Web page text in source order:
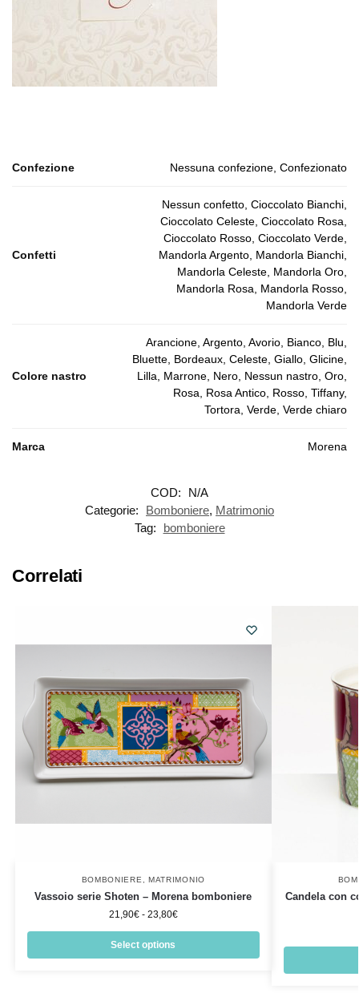
Confezione Nessuna confezione, Confezionato
Confetti
Nessun confetto, Cioccolato Bianchi,
Cioccolato Celeste, Cioccolato Rosa,
Cioccolato Rosso, Cioccolato Verde,
Mandorla Argento, Mandorla Bianchi,
Mandorla Celeste, Mandorla Oro,
Mandorla Rosa, Mandorla Rosso,
Mandorla Verde
Colore nastro
Arancione, Argento, Avorio, Bianco, Blu,
Bluette, Bordeaux, Celeste, Giallo, Glicine,
Lilla, Marrone, Nero, Nessun nastro, Oro,
Rosa, Rosa Antico, Rosso, Tiffany,
Tortora, Verde, Verde chiaro
Marca Morena
COD:
N/A
Categorie:
Bomboniere, Matrimonio
Tag:
bomboniere
Correlati
BOMBONIERE MATRIMONIO
Vassoio serie Shoten – Morena bomboniere
21,90€ - 23,80€
Select options
Candela con